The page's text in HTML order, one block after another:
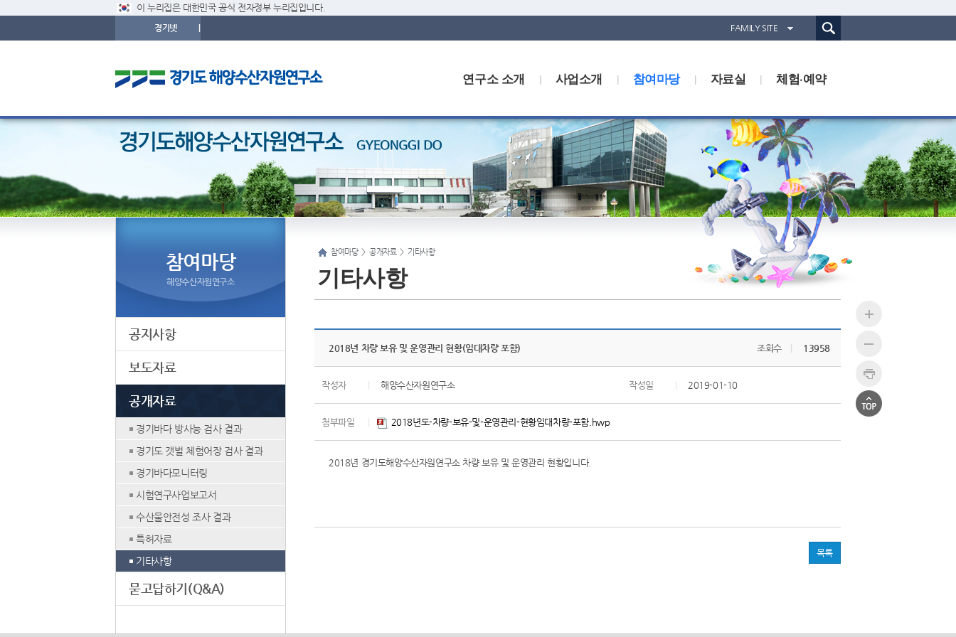
이 누리집은 대한민국 공식 전자정부 누리집입니다.
경기넷 FAMILY SITE
경기도동물위생시험소
경기해양수산자원연구소
통합검색(웹)
체험·예약
자료실
참여마당
사업소개
연구소 소개
참여마당 > 공개자료 > 기타사항
기타사항
2018년 차량 보유 및 운영관리 현황(임대차량 포함) 조회수 13958
작성자 해양수산자원연구소 작성일 2019-01-10
첨부파일 2018년도-차량-보유-및-운영관리-현황임대차량-포함.hwp
2018년 경기도해양수산자원연구소 차량 보유 및 운영관리 현황입니다.
목록
해양수산자원연구소
참여마당
공지사항
보도자료
공개자료
경기바다 방사능 검사 결과
경기도 갯벌 체험어장 검사 결과
경기바다모니터링
시험연구사업보고서
수산물안전성 조사 결과
특허자료
기타사항
묻고답하기(Q&A)